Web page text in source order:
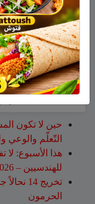
نشر فياقتصاد
حين لا تكون
التّعلّم والوعي
هذا الأسبوع: لا
للهندسيين – 13/8/2026
تخريج
الحرمون